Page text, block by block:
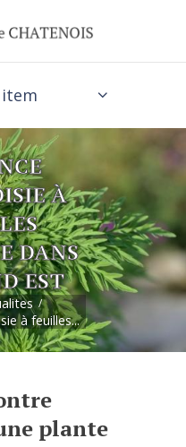
À
DANS
EST
à feuilles...
plante